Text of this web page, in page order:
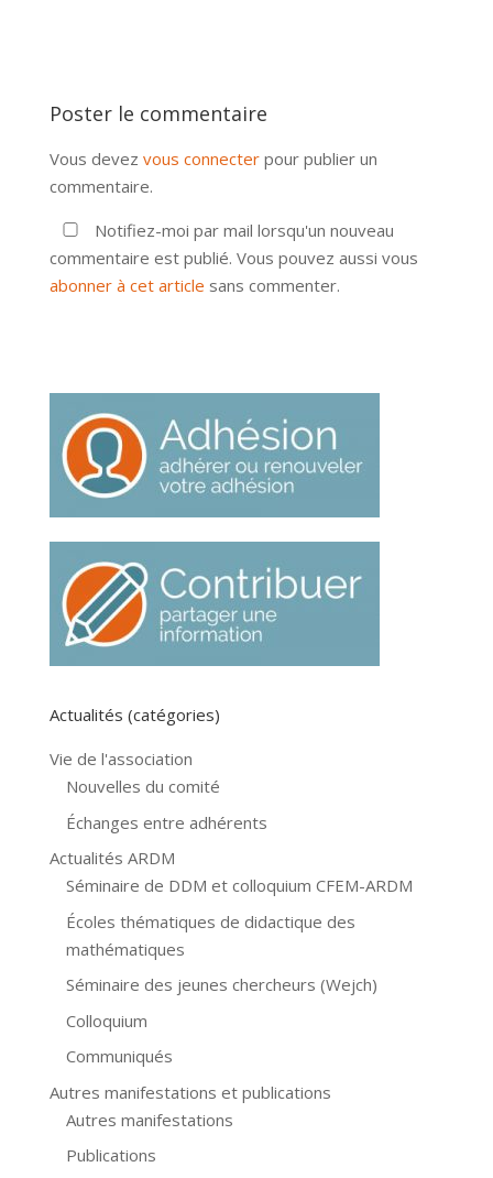
Poster le commentaire
Vous devez vous connecterpour publier un
commentaire.
Notifiez-moi par mail lorsqu'un nouveau
commentaire est publié. Vous pouvez aussi vous
abonner à cet article sans commenter.
Actualités (catégories)
Vie de l'association
Nouvelles du comité
Échanges entre adhérents
Actualités ARDM
Séminaire de DDM et colloquium CFEM-ARDM
Écoles thématiques de didactique des
mathématiques
Séminaire des jeunes chercheurs (Wejch)
Colloquium
Communiqués
Autres manifestations et publications
Autres manifestations
Publications